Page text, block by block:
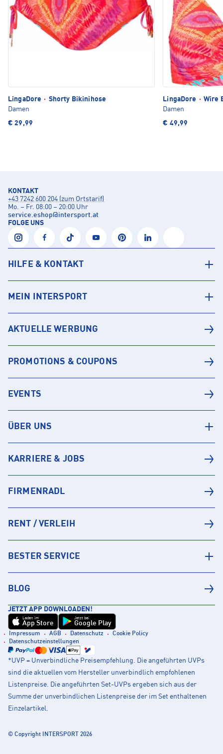
LingaDore · Shorty Bikinihose
Damen
€ 29,99
LingaDore · Wire
Damen
€ 49,99
KONTAKT
+43 7242 600 204 (zum Ortstarif)
Mo. – Fr. 08:00 – 20:00 Uhr
service.eshop@intersport.at
FOLGE UNS
HILFE & KONTAKT
MEIN INTERSPORT
AKTUELLE WERBUNG
PROMOTIONS & COUPONS
EVENTS
ÜBER UNS
KARRIERE & JOBS
FIRMENRADL
RENT / VERLEIH
BESTER SERVICE
BLOG
JETZT APP DOWNLOADEN!
Laden im
App Store
Jetzt bei
Google Play
Impressum AGB Datenschutz
Cookie Policy
Datenschutzeinstellungen
*UVP = Unverbindliche Preisempfehlung. Die angeführten UVPs
sind die aktuellen vom Hersteller unverbindlich empfohlenen
Listenpreise. Die angeführten Set-UVPs ergeben sich aus der
Summe der unverbindlichen Listenpreise der im Set enthaltenen
Einzelartikel.
© Copyright INTERSPORT 2026